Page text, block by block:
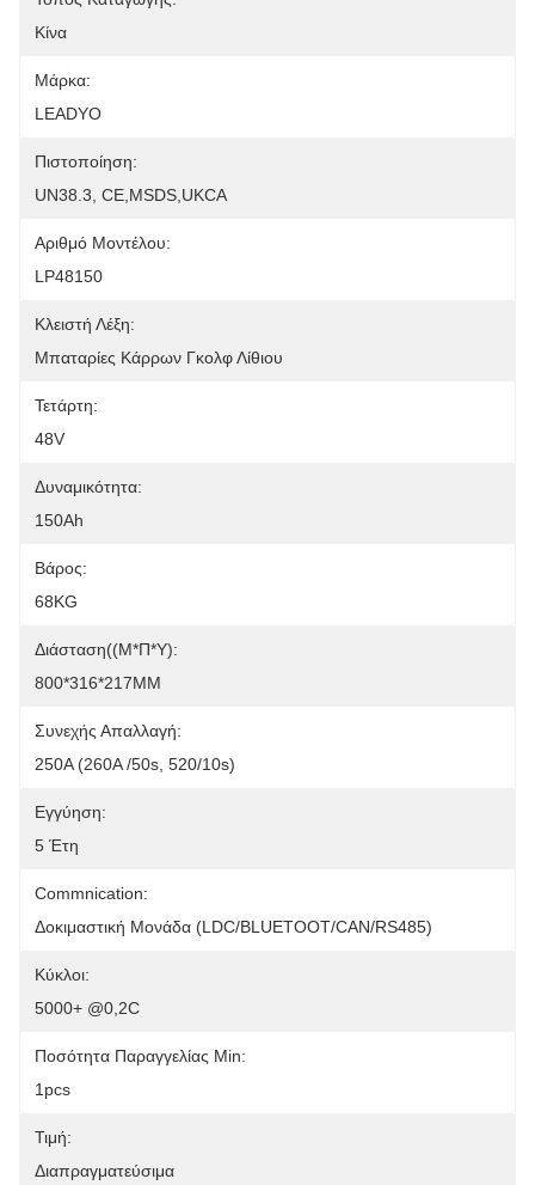
Κίνα
Μάρκα:
LEADYO
Πιστοποίηση:
UN38.3, CE,MSDS,UKCA
Αριθμό Μοντέλου:
LP48150
Κλειστή Λέξη:
Μπαταρίες Κάρρων Γκολφ Λίθιου
Τετάρτη:
48V
Δυναμικότητα:
150Ah
Βάρος:
68KG
Διάσταση((Μ*Π*Υ):
800*316*217MM
Συνεχής Απαλλαγή:
250A (260A /50s, 520/10s)
Εγγύηση:
5 Έτη
Commnication:
Δοκιμαστική Μονάδα (LDC/BLUETOOT/CAN/RS485)
Κύκλοι:
5000+ @0,2C
Ποσότητα Παραγγελίας Min:
1pcs
Τιμή:
Διαπραγματεύσιμα